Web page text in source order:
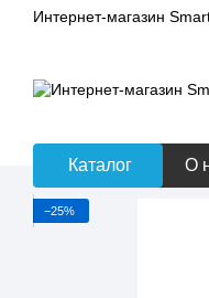
Перейти к основному
Интернет-магазин
Каталог О
−25%